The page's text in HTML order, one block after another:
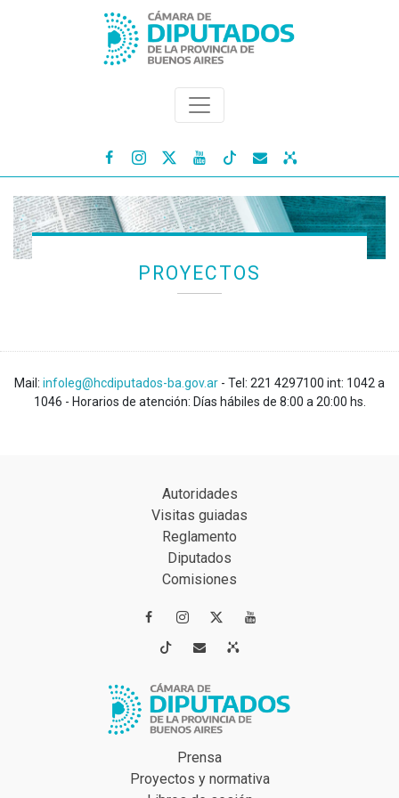
   
PROYECTOS
Mail: infoleg@hcdiputados-ba.gov.ar - Tel: 221 4297100 int: 1042 a
1046 - Horarios de atención: Días hábiles de 8:00 a 20:00 hs.
Autoridades
Visitas guiadas
Reglamento
Diputados
Comisiones
 
 
Prensa
Proyectos y normativa